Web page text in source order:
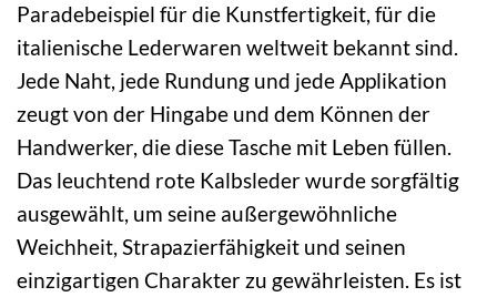
Paradebeispiel für die Kunstfertigkeit, für die
italienische Lederwaren weltweit bekannt sind.
Jede Naht, jede Rundung und jede Applikation
zeugt von der Hingabe und dem Können der
Handwerker, die diese Tasche mit Leben füllen.
Das leuchtend rote Kalbsleder wurde sorgfältig
ausgewählt, um seine außergewöhnliche
Weichheit, Strapazierfähigkeit und seinen
einzigartigen Charakter zu gewährleisten. Es ist